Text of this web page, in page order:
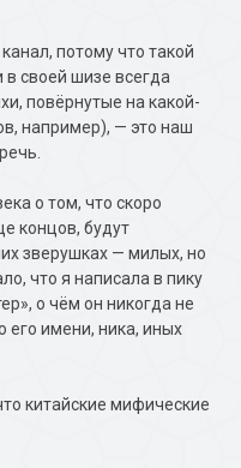
потому что такой
своей шизе всегда
повёрнутые на какой-
например), — это наш
о том, что скоро
концов, будут
зверушках — милых, но
что я написала в пику
о чём он никогда не
его имени, ника, иных
китайские мифические